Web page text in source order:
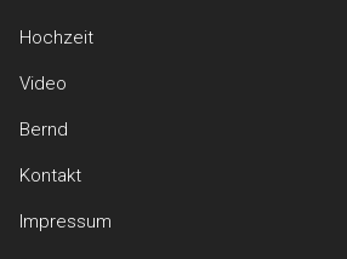
Hochzeit
Video
Bernd
Kontakt
Impressum